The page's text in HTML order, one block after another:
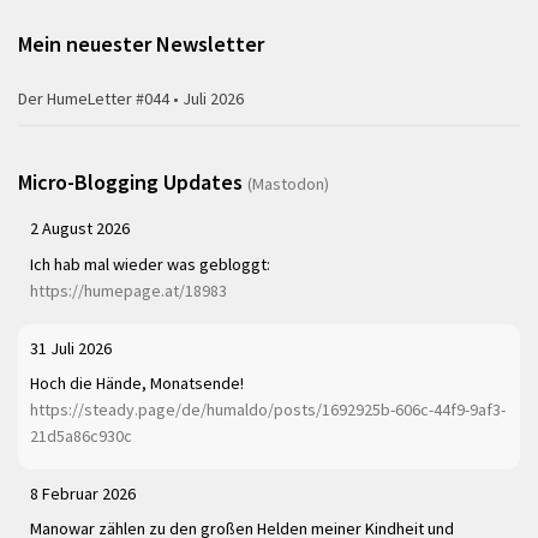
Mein neuester Newsletter
Der HumeLetter #044 • Juli 2026
Micro-Blogging Updates (Mastodon)
2 August 2026
Ich hab mal wieder was gebloggt:
https://humepage.at/18983
31 Juli 2026
Hoch die Hände, Monatsende!
https://steady.page/de/humaldo/posts/1692925b-606c-44f9-9af3-
21d5a86c930c
8 Februar 2026
Manowar zählen zu den großen Helden meiner Kindheit und